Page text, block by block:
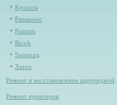
Kyocera
Panasonic
Pantum
Ricoh
Samsung
Xerox
Ремонт и восстановление картриджей
Ремонт принтеров